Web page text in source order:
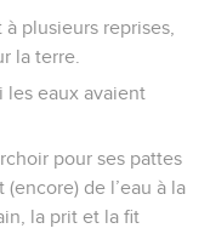
plusieurs reprises,
la terre.
les eaux avaient
pour ses pattes
de l’eau à la
la prit et la fit